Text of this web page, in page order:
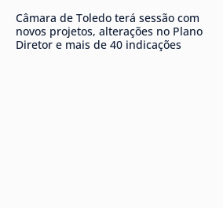
Câmara de Toledo terá sessão com
novos projetos, alterações no Plano
Diretor e mais de 40 indicações